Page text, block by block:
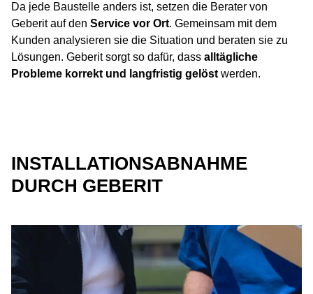
Da jede Baustelle anders ist, setzen die Berater von
Geberit auf den Service vor Ort. Gemeinsam mit dem
Kunden analysieren sie die Situation und beraten sie zu
Lösungen. Geberit sorgt so dafür, dass alltägliche
Probleme korrekt und langfristig gelöst werden.
INSTALLATIONSABNAHME
DURCH GEBERIT